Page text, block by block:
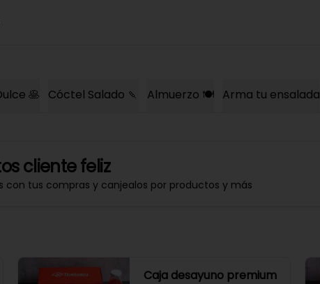
🥞 Cóctel Salado 🍡 Almuerzo 🍽️ Arma tu ensalada
cliente feliz
con tus compras y canjealos por productos y más
Caja desayuno premium